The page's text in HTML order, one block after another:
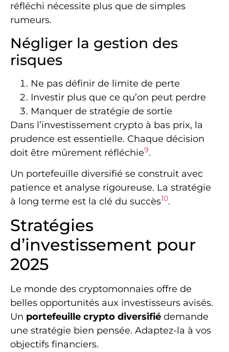
réfléchi nécessite plus que de simples
rumeurs.
Négliger la gestion des
risques
Ne pas définir de limite de perte
Investir plus que ce qu’on peut perdre
Manquer de stratégie de sortie
Dans l’investissement crypto à bas prix, la
prudence est essentielle. Chaque décision
doit être mûrement réfléchie9.
Un portefeuille diversifié se construit avec
patience et analyse rigoureuse. La stratégie
à long terme est la clé du succès10.
Stratégies
d’investissement pour
2025
Le monde des cryptomonnaies offre de
belles opportunités aux investisseurs avisés.
Un portefeuille crypto diversifié demande
une stratégie bien pensée. Adaptez-la à vos
objectifs financiers.